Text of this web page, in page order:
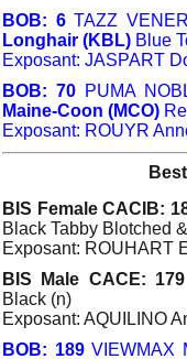
BOB: 6TAZZ
Longhair (KBL) Blue
Exposant: JASPART
BOB: 70PUMA
Maine-Coon (MCO)
Exposant: ROUYR
BIS Female CACIB:
Black Tabby Blotched
Exposant: ROUHART
BIS Male CACE: 179
Black (n)
Exposant: AQUILINO
BOB: 189VIEWMAX